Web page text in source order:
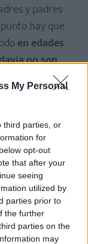
My Personal
third parties, or
for
opt-out
that after your
seeing
utilized by
parties prior to
the further
parties on the
may
y padres
hay que
en edades
no son
para
una única
y opiniones
de
¿O crees